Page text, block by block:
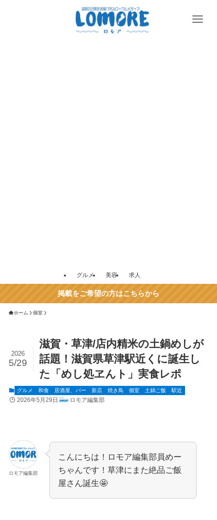
グルメ 美容 求人
掲載をご希望の方はこちらから
ホーム 個室
滋賀・草津/店内精米の土鍋めしが
話題！滋賀県草津駅近くに誕生し
た「めし処ヱんト」実食レポ
2026
5/29
グルメ 和食 居酒屋、バー 新店 焼き鳥 個室 土鍋ご飯 駅近
2026年5月29日 ロモア編集部
ロモア編集部
こんにちは！ロモア編集部員めー
ちゃんです！草津にまた絶品ご飯
屋さん誕生🤩